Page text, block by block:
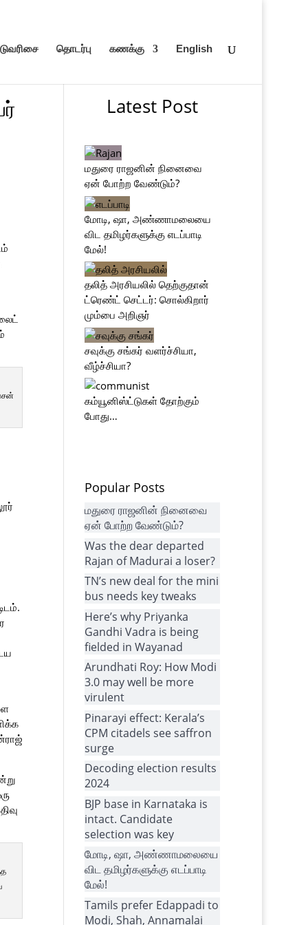
தொடர்பு கணக்கு English
Latest Post
மதுரை ராஜனின் நினைவை
ஏன் போற்ற வேண்டும்?
மோடி, ஷா, அண்ணாமலையை
விட தமிழர்களுக்கு எடப்பாடி
மேல்!
தலித் அரசியலில் தெற்குதான்
ட்ரெண்ட் செட்டர்: சொல்கிறார்
மும்பை அறிஞர்
சவுக்கு சங்கர் வளர்ச்சியா,
வீழ்ச்சியா?
கம்யூனிஸ்ட்டுகள் தோற்கும்
போது…
Popular Posts
மதுரை ராஜனின் நினைவை
ஏன் போற்ற வேண்டும்?
Was the dear departed
Rajan of Madurai a loser?
TN’s new deal for the mini
bus needs key tweaks
Here’s why Priyanka
Gandhi Vadra is being
fielded in Wayanad
Arundhati Roy: How Modi
3.0 may well be more
virulent
Pinarayi effect: Kerala’s
CPM citadels see saffron
surge
Decoding election results
2024
BJP base in Karnataka is
intact. Candidate
selection was key
மோடி, ஷா, அண்ணாமலையை
விட தமிழர்களுக்கு எடப்பாடி
மேல்!
Tamils prefer Edappadi to
Modi, Shah, Annamalai